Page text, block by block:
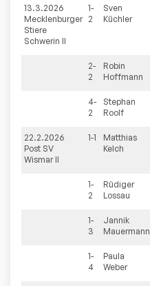
13.3.2026
Mecklenburger
Stiere
Schwerin II
1-
2
Sven
Küchler
2-
2
Robin
Hoffmann
4-
2
Stephan
Roolf
22.2.2026
Post SV
Wismar II
1-1
Matthias
Kelch
1-
2
Rüdiger
Lossau
1-
3
Jannik
Mauermann
1-
4
Paula
Weber